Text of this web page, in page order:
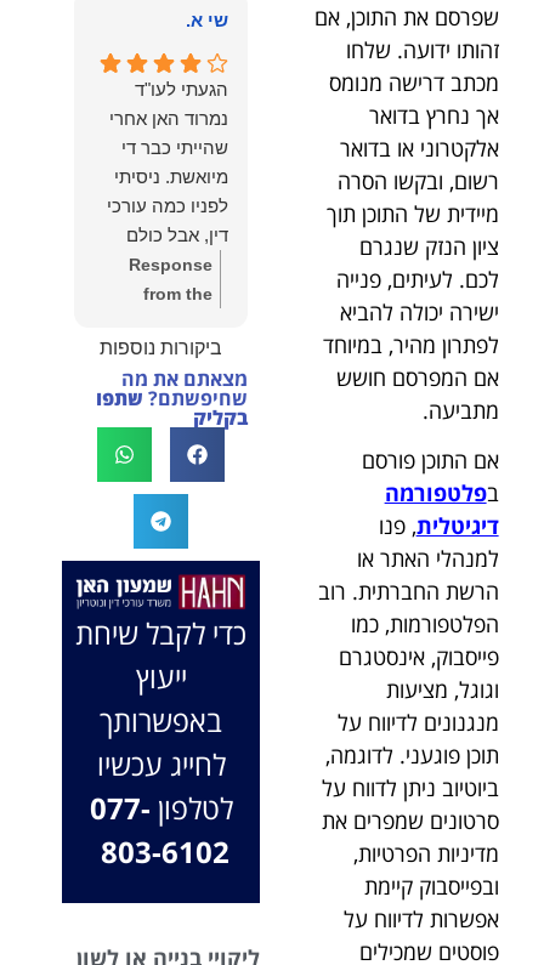
שפרסם את התוכן, אם
זהותו ידועה. שלחו
מכתב דרישה מנומס
אך נחרץ בדואר
אלקטרוני או בדואר
רשום, ובקשו הסרה
מיידית של התוכן תוך
ציון הנזק שנגרם
לכם. לעיתים, פנייה
ישירה יכולה להביא
לפתרון מהיר, במיוחד
אם המפרסם חושש
מתביעה.
אם התוכן פורסם
בפלטפורמה
דיגיטלית, פנו
למנהלי האתר או
הרשת החברתית. רוב
הפלטפורמות, כמו
פייסבוק, אינסטגרם
וגוגל, מציעות
מנגנונים לדיווח על
תוכן פוגעני. לדוגמה,
ביוטיוב ניתן לדווח על
סרטונים שמפרים את
מדיניות הפרטיות,
ובפייסבוק קיימת
אפשרות לדיווח על
פוסטים שמכילים
משרד עורכי דין
ונוטריון
יהודה, תודה
שמחנו מאוד
לשמוע שהייעוץ
עזר לך ושהיית
מרוצה.
מבחינתנו הוגנות
ומקצועיות הן
מעל הכל. נשמח
תמיד לעמוד
לרשותך בהמשך
שי א.
הגעתי לעו"ד
נמרוד האן אחרי
שהייתי כבר די
מיואשת. ניסיתי
לפניו כמה עורכי
דין, אבל כולם
נרתעו כי היה
מדובר בנושא
וסירבו לקחת
אותו.לאחר
שסיפרתי בקצרה
המקרה, הוא
החליט לייצג אותי
בלי לחשוב
פעמיים, הקשיב
לי ולקח את התיק
שלי פרו בונו מכל
הלב.
Response
from the
רבה על המילים
החמות ועל
האמון. שמחנו
לעמוד לצידך,
במיוחד בתיק לא
פשוט, ומאחלים
לך המון הצלחה
בהמשך. תמיד
כאן בשבילך.
בברכה, משרד
עו"ד שמעון האן
ונוטריון
ביקורות נוספות
מצאתם את מה
שחיפשתם? שתפו
בקליק
כדי לקבל שיחת
ייעוץ
באפשרותך
לחייג עכשיו
לטלפון 077-
803-6102
ליקויי בנייה או לשון